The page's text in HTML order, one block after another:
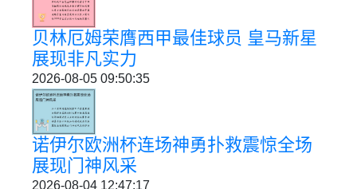
贝林厄姆荣膺西甲最佳球员 皇马新星
展现非凡实力
2026-08-05 09:50:35
诺伊尔欧洲杯连场神勇扑救震惊全场
展现门神风采
2026-08-04 12:47:17